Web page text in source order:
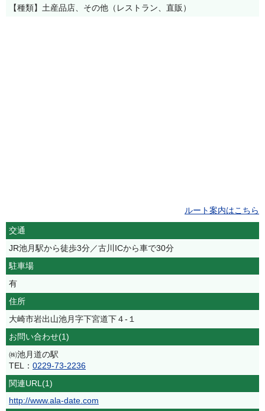
【種類】土産品店、その他（レストラン、直販）
ルート案内はこちら
交通
JR池月駅から徒歩3分／古川ICから車で30分
駐車場
有
住所
大崎市岩出山池月字下宮道下４‐１
お問い合わせ(1)
㈱池月道の駅
TEL： 0229-73-2236
関連URL(1)
http://www.ala-date.com